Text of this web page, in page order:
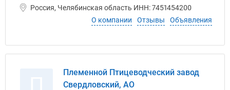
Россия, Челябинская область ИНН: 7451454200
О компании
Отзывы Объявления
Племенной Птицеводческий завод
Свердловский, АО